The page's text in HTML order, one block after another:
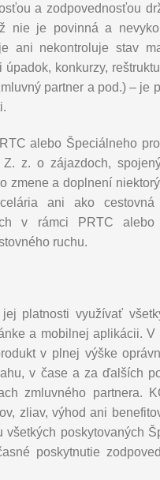
a zodpovednosťou
nie je povinná a
ani nekontroluje stav
konkurzy,
partner a pod.) –
alebo Špeciálneho
z. o zájazdoch,
zmene a doplnení
ani ako cestovná
v rámci PRTC
ruchu.
platnosti využívať
a mobilnej aplikácii.
v plnej výške
v čase a za ďalších
zmluvného partnera.
zliav, výhod ani
poskytovaných
poskytnutie